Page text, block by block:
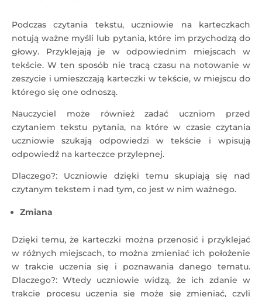
Podczas czytania tekstu, uczniowie na karteczkach
notują ważne myśli lub pytania, które im przychodzą do
głowy. Przyklejają je w odpowiednim miejscach w
tekście. W ten sposób nie tracą czasu na notowanie w
zeszycie i umieszczają karteczki w tekście, w miejscu do
którego się one odnoszą.
Nauczyciel może również zadać uczniom przed
czytaniem tekstu pytania, na które w czasie czytania
uczniowie szukają odpowiedzi w tekście i wpisują
odpowiedź na karteczce przylepnej.
Dlaczego?: Uczniowie dzięki temu skupiają się nad
czytanym tekstem i nad tym, co jest w nim ważnego.
Zmiana
Dzięki temu, że karteczki można przenosić i przyklejać
w różnych miejscach, to można zmieniać ich położenie
w trakcie uczenia się i poznawania danego tematu.
Dlaczego?: Wtedy uczniowie widzą, że ich zdanie w
trakcie procesu uczenia się może się zmieniać, czyli